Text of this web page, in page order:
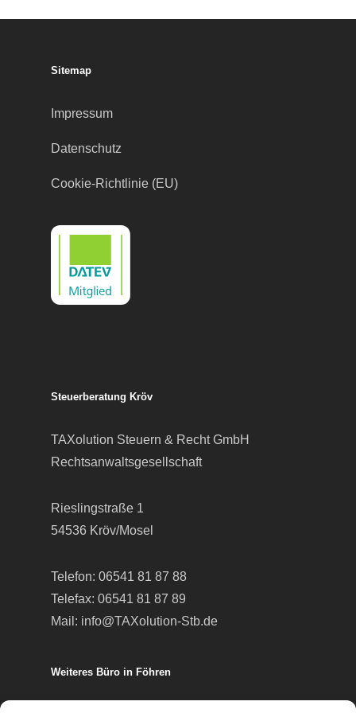
Sitemap
Impressum
Datenschutz
Cookie-Richtlinie (EU)
Steuerberatung Kröv
TAXolution Steuern & Recht GmbH
Rechtsanwaltsgesellschaft
Rieslingstraße 1
54536 Kröv/Mosel
Telefon: 06541 81 87 88
Telefax: 06541 81 87 89
Mail: info@TAXolution-Stb.de
Weiteres Büro in Föhren